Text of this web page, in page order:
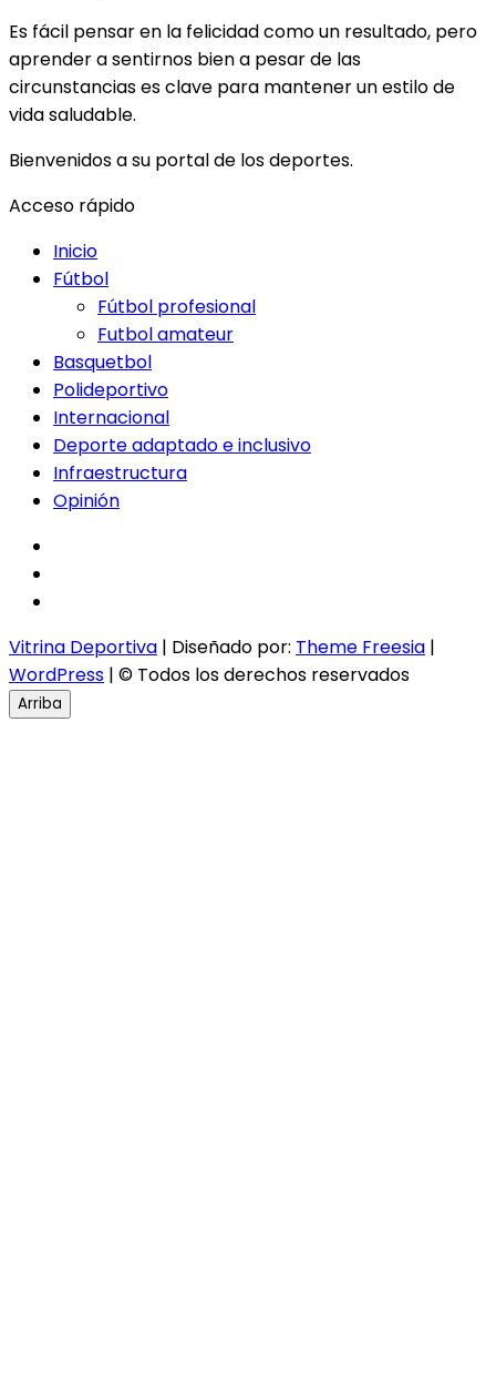
Es fácil pensar en la felicidad como un resultado, pero
aprender a sentirnos bien a pesar de las
circunstancias es clave para mantener un estilo de
vida saludable.
Bienvenidos a su portal de los deportes.
Acceso rápido
Inicio
Fútbol
Fútbol profesional
Futbol amateur
Basquetbol
Polideportivo
Internacional
Deporte adaptado e inclusivo
Infraestructura
Opinión
Vitrina Deportiva | Diseñado por: Theme Freesia |
WordPress | © Todos los derechos reservados
Arriba